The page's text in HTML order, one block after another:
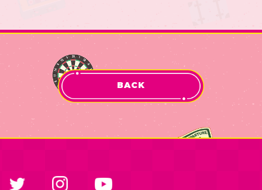
BACK